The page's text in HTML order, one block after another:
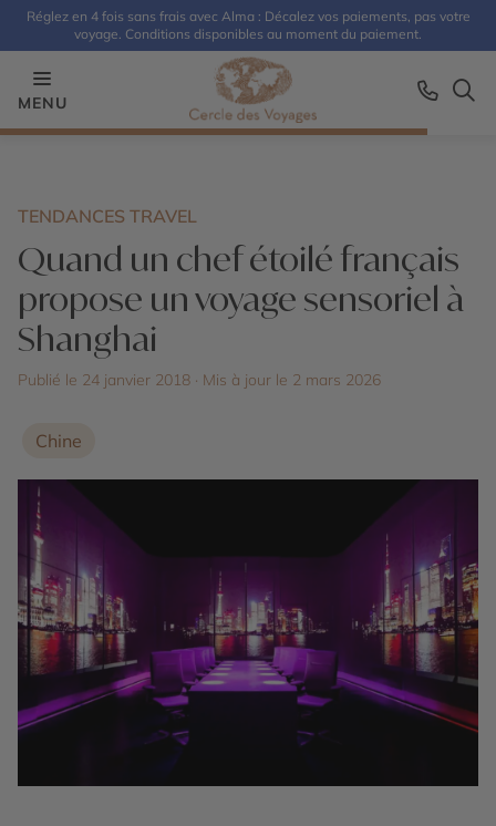
Réglez en 4 fois sans frais avec Alma : Décalez vos paiements, pas votre
voyage. Conditions disponibles au moment du paiement.
MENU
TENDANCES TRAVEL
Quand un chef étoilé français
propose un voyage sensoriel à
Shanghai
Publié le 24 janvier 2018 · Mis à jour le 2 mars 2026
Chine